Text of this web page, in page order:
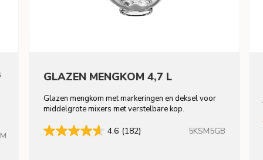
GLAZEN MENGKOM 4,7 L
Glazen mengkom met markeringen en deksel voor
middelgrote mixers met verstelbare kop.
4.6 (182) 5KSM5GB